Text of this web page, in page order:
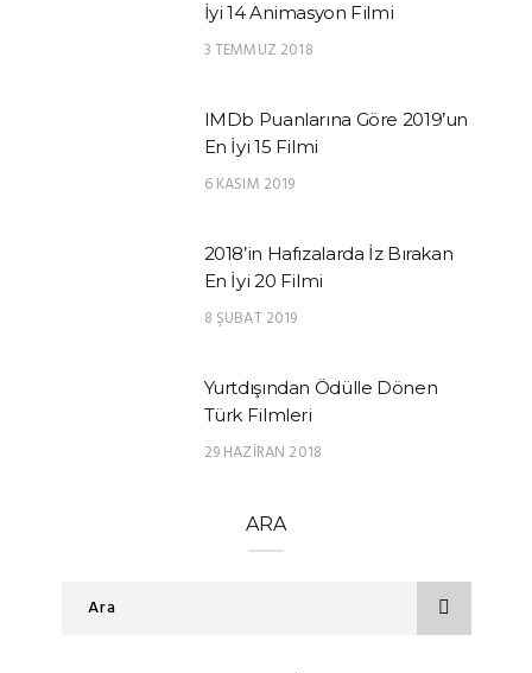
İyi 14 Animasyon Filmi
3 TEMMUZ 2018
IMDb Puanlarına Göre 2019’un
En İyi 15 Filmi
6 KASIM 2019
2018’in Hafızalarda İz Bırakan
En İyi 20 Filmi
8 ŞUBAT 2019
Yurtdışından Ödülle Dönen
Türk Filmleri
29 HAZIRAN 2018
ARA